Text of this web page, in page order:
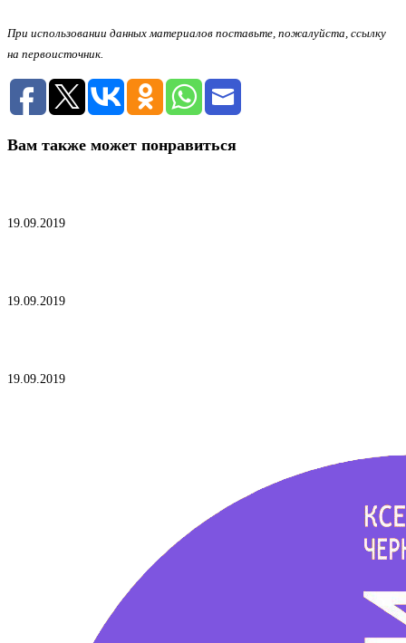
При использовании данных материалов поставьте, пожалуйста, ссылку
на первоисточник.
Вам также может понравиться
19.09.2019
19.09.2019
19.09.2019